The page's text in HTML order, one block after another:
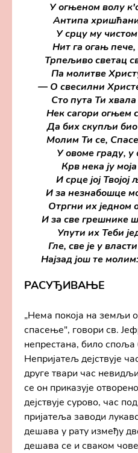
У огњеном волу
Антипа
У срцу му
Нит га огањ пече,
Трпељиво светац
Па молитве
— О свесилни
Сто пута Ти
Нек сагори огњем
Да бих скупљи био
Молим Ти се,
У овоме граду, у
Крв нека ју
И срце јој
И за незнабошце
Отргни их једном
И за све грешнике
Упути их Теби
Гле, све је у
Најзад још те
РАСУЂИВАЊЕ
„Нема покоја на земљи
спасење", говори св.
непрестана, било споља
Непријатељ дејствује
друге твари час
се он приказује
дејствује сурово, час
пријатеља заводи
дешава у рату између
дешава се и сваком